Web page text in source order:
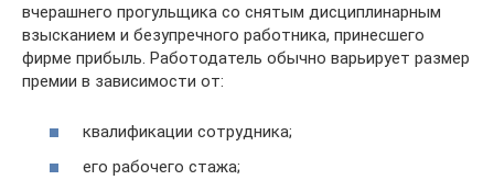
вчерашнего прогульщика со снятым дисциплинарным
взысканием и безупречного работника, принесшего
фирме прибыль. Работодатель обычно варьирует размер
премии в зависимости от:
квалификации сотрудника;
его рабочего стажа;